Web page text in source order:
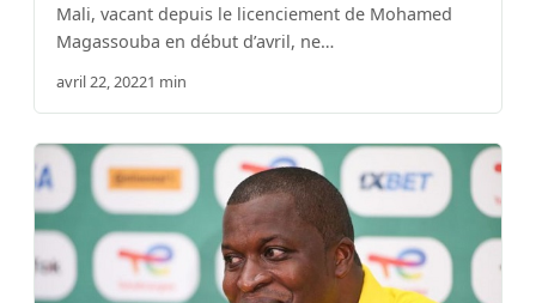
Mali, vacant depuis le licenciement de Mohamed
Magassouba en début d’avril, ne…
avril 22, 20221 min